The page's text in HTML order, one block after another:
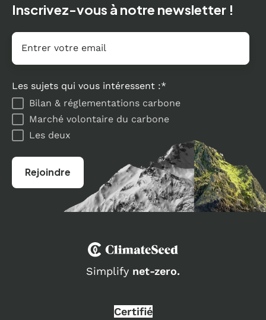
Inscrivez-vous à notre newsletter !
Email
Les sujets qui vous intéressent :*
Bilan & réglementations carbone
Marché volontaire du carbone
Les deux
Simplify net-zero.
Certifié